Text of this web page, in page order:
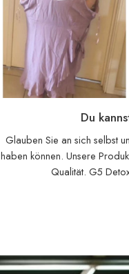
Du
Glauben Sie an sich selbst
haben können. Unsere
Qualität. G5